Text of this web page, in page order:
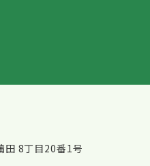
8丁目20番1号